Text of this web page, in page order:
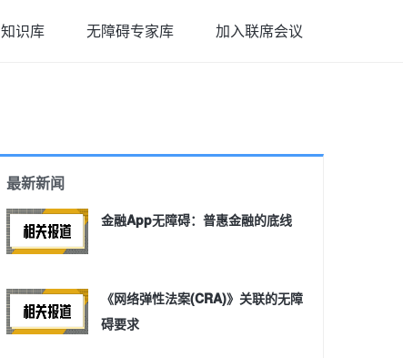
知识库 无障碍专家库 加入联席会议
最新新闻
金融App无障碍：普惠金融的底线
《网络弹性法案(CRA)》关联的无障
碍要求